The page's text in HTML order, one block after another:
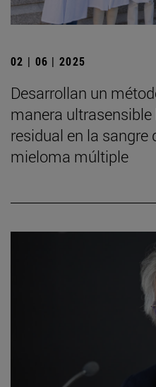
02 | 06 | 2025
Desarrollan un
manera
residual en la sangre
mieloma múltiple